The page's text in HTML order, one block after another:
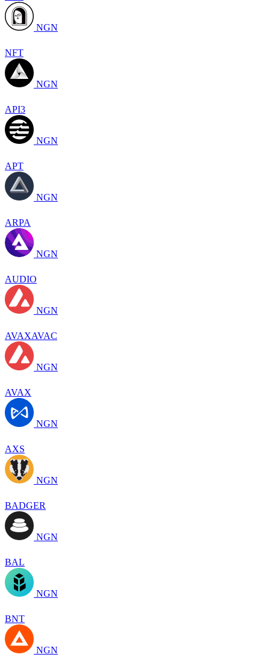
NGN
NFT
NGN
API3
NGN
APT
NGN
ARPA
NGN
AUDIO
NGN
AVAXAVAC
NGN
AVAX
NGN
AXS
NGN
BADGER
NGN
BAL
NGN
BNT
NGN